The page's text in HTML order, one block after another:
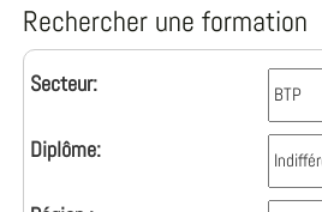
Rechercher une formation
Secteur:
Diplôme: